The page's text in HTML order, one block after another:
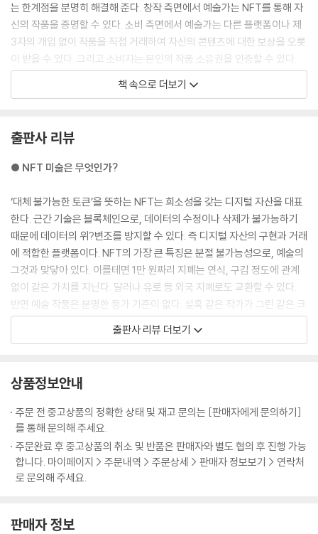
는 한계점을 분명히 해결해 준다. 창작 측면에서 예술가는 NFT를 통해 자
신의 작품을 증명할 수 있다. 소비 측면에서 예술가는 다른 플랫폼이나 제
3자의 개입 없이 작품을 직접 거래하여 자신의 콘텐츠에 대한 보상을 오롯
이 받을 수 있다. 그리고 소비자는 본인의 작품 소유권을 인증할 수 있다.
---「1장 ‘NFT와 현대 미술’」중에서
미술이 코인으로 돈을 번 이들의 투기성 자본에 의해 만들어진 거품에 불
과하다고 일갈했다. 비플의 작품에 대해서는 “그냥 한심한 작은 것들처럼
술에 대해서도 “전부 컴퓨터 안에 갇혀 있지 못하고, 결국 컴퓨터 안에서
사라지고 말 것이다”라고 폄하했다. 이에 대해 비플은 자신의 트위터 계정
을 통해 “컴퓨터로 한 작업(디지털 아트)이 마치 마법처럼 예술 작품으로
둔갑하기 위해서는 출력을 해야만 한다는 사실을 아무도 나에게 가르쳐 주
지 않았네!”라고 맞받아쳤다. 호크니 역시 아이패드를 이용해 디지털 드로
잉 작업을 하는데 자신과의 유일한 차이점은 오프라인으로 ‘출력’했는지
여부라며 비꼰 것이다.
---「2장 ‘역사와 현장: NFT 미술의 출발부터 현재까지’」중에서
신기술이 갖고 있는 다양성과 개방성이 미술의 사회적 기능과 역할에 미치
나인 미적 가치에 미치는 영향에 관해서는 여러 갈래의 서로 다른 해석을
보다 열린 방식으로 확장된 개념을 갖게 되었지만, 기술 환경의 변화로 이
루어진 새로운 예술 창작과 향유의 맥락에서 미술품의 미적인 가치 기준을
어떻게 설정할지 한 번 더 생각해 볼 문제다.
---「3장 ‘NFT 미술과 문화 민주주의: 기회의 확장과 새로운 관계 모색’」중
에서
NFT 미술이 대중에게 각인되기 시작한 시점은 2021년 3월 비플로 활동
책 속으로 더보기
출판사 리뷰
● NFT 미술은 무엇인가?
‘대체 불가능한 토큰’을 뜻하는 NFT는 희소성을 갖는 디지털 자산을 대표
한다. 근간 기술은 블록체인으로, 데이터의 수정이나 삭제가 불가능하기
때문에 데이터의 위?변조를 방지할 수 있다. 즉 디지털 자산의 구현과 거래
에 적합한 플랫폼이다. NFT의 가장 큰 특징은 분절 불가능성으로, 예술의
그것과 맞닿아 있다. 이를테면 1만 원짜리 지폐는 연식, 구김 정도에 관계
없이 같은 가치를 지닌다. 달러나 유로 등 외국 지폐로도 교환할 수 있다.
반면 예술 작품은 분명한 등가 기준이 없다. 설혹 같은 작가가 그린 같은 크
기의 그림이라 해도 그 차이는 제각각이다.
을 받지 않고 감상할 수 있다. 또 회화와 조각의 제작 과정을 촬영한 동영
상, 디지털 파일도 자체로 예술품이 되는 시대다. 과거에는 디지털 파일의
무한 복제가 가능했기에 디지털 파일의 소유권을 주장하기는 어려웠다. 그
러나 블록체인의 속성을 부여받은 NFT 미술품은 디지털상에서도 소유권
을 보장받을 수 있다. 다르게 이야기하면 예술의 아우라는 디지털 파일을
구분하지 않는다. NFT 미술은 여기서 출발한다.
출판사 리뷰 더보기
상품정보안내
주문 전 중고상품의 정확한 상태 및 재고 문의는 [판매자에게 문의하기]
를 통해 문의해 주세요.
주문완료 후 중고상품의 취소 및 반품은 판매자와 별도 협의 후 진행 가능
합니다. 마이페이지 > 주문내역 > 주문상세 > 판매자 정보보기 > 연락처
로 문의해 주세요.
판매자 정보